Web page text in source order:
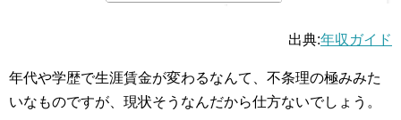
出典:年収ガイド
年代や学歴で生涯賃金が変わるなんて、不条理の極みみた
いなものですが、現状そうなんだから仕方ないでしょう。